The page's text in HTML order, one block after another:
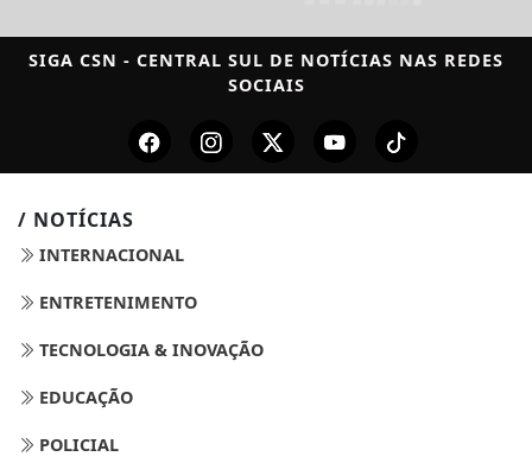
SIGA CSN - CENTRAL SUL DE NOTÍCIAS NAS REDES
SOCIAIS
/ NOTÍCIAS
INTERNACIONAL
ENTRETENIMENTO
TECNOLOGIA & INOVAÇÃO
EDUCAÇÃO
POLICIAL